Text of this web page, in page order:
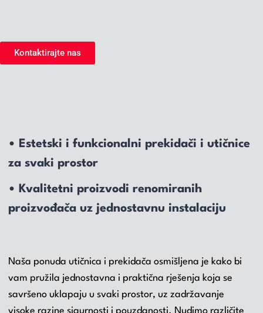
Kontaktirajte nas
• Estetski i funkcionalni prekidači i utičnice
za svaki prostor
• Kvalitetni proizvodi renomiranih
proizvođača uz jednostavnu instalaciju
Naša ponuda utičnica i prekidača osmišljena je kako bi
vam pružila jednostavna i praktična rješenja koja se
savršeno uklapaju u svaki prostor, uz zadržavanje
visoke razine sigurnosti i pouzdanosti. Nudimo različite